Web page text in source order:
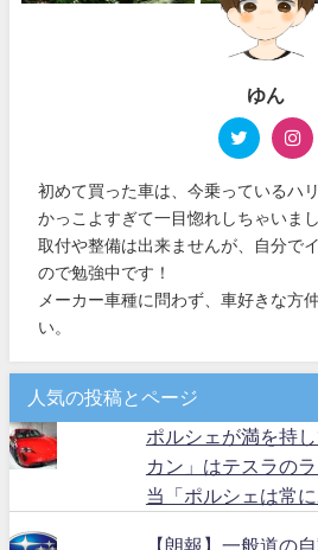
ゆん
初めて買った車は、今乗っているハ
かっこよすぎて一目惚れしちゃいま
取付や整備は出来ませんが、自分で
ので勉強中です！
メーカー車種に問わず、車好きな方
い。
人気の投稿とページ
ポルシェが満を持
カン」はテスラの
当「ポルシェは常に
【朗報】一般道の